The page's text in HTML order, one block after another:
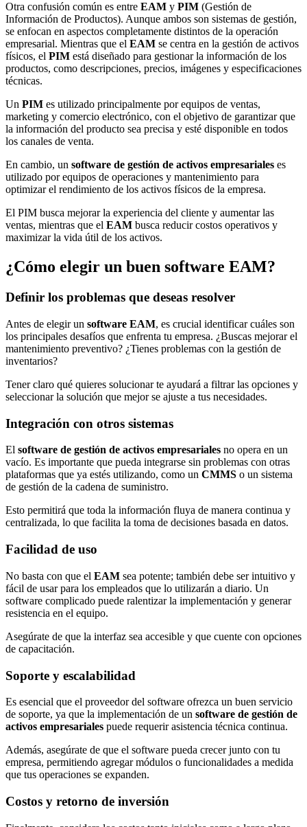
Otra confusión común es entre EAM y PIM (Gestión de
Información de Productos). Aunque ambos son sistemas de gestión,
se enfocan en aspectos completamente distintos de la operación
empresarial. Mientras que el EAM se centra en la gestión de activos
físicos, el PIM está diseñado para gestionar la información de los
productos, como descripciones, precios, imágenes y especificaciones
técnicas.
Un PIM es utilizado principalmente por equipos de ventas,
marketing y comercio electrónico, con el objetivo de garantizar que
la información del producto sea precisa y esté disponible en todos
los canales de venta.
En cambio, un software de gestión de activos empresariales es
utilizado por equipos de operaciones y mantenimiento para
optimizar el rendimiento de los activos físicos de la empresa.
El PIM busca mejorar la experiencia del cliente y aumentar las
ventas, mientras que el EAM busca reducir costos operativos y
maximizar la vida útil de los activos.
¿Cómo elegir un buen software EAM?
Definir los problemas que deseas resolver
Antes de elegir un software EAM, es crucial identificar cuáles son
los principales desafíos que enfrenta tu empresa. ¿Buscas mejorar el
mantenimiento preventivo? ¿Tienes problemas con la gestión de
inventarios?
Tener claro qué quieres solucionar te ayudará a filtrar las opciones y
seleccionar la solución que mejor se ajuste a tus necesidades.
Integración con otros sistemas
El software de gestión de activos empresariales no opera en un
vacío. Es importante que pueda integrarse sin problemas con otras
plataformas que ya estés utilizando, como un CMMS o un sistema
de gestión de la cadena de suministro.
Esto permitirá que toda la información fluya de manera continua y
centralizada, lo que facilita la toma de decisiones basada en datos.
Facilidad de uso
No basta con que el EAM sea potente; también debe ser intuitivo y
fácil de usar para los empleados que lo utilizarán a diario. Un
software complicado puede ralentizar la implementación y generar
resistencia en el equipo.
Asegúrate de que la interfaz sea accesible y que cuente con opciones
de capacitación.
Soporte y escalabilidad
Es esencial que el proveedor del software ofrezca un buen servicio
de soporte, ya que la implementación de un software de gestión de
activos empresariales puede requerir asistencia técnica continua.
Además, asegúrate de que el software pueda crecer junto con tu
empresa, permitiendo agregar módulos o funcionalidades a medida
que tus operaciones se expanden.
Costos y retorno de inversión